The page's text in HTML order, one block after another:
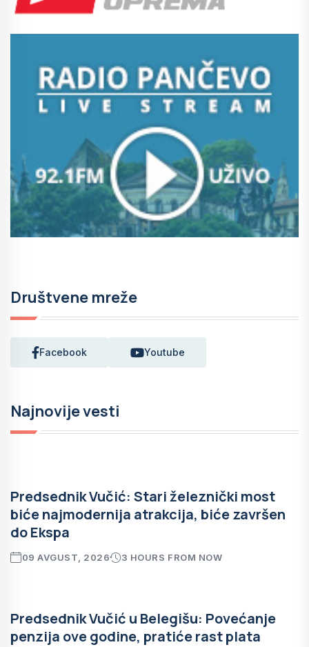
Društvene mreže
Facebook Youtube
Najnovije vesti
Predsednik Vučić: Stari železnički most
biće najmodernija atrakcija, biće završen
do Ekspa
09 AVGUST, 2026 3 HOURS FROM NOW
Predsednik Vučić u Belegišu: Povećanje
penzija ove godine, pratiće rast plata